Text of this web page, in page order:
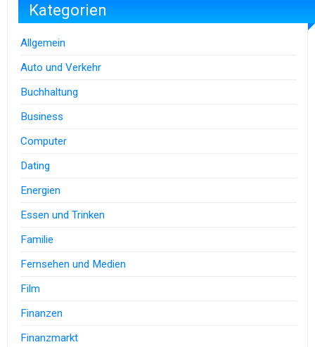
Kategorien
Allgemein
Auto und Verkehr
Buchhaltung
Business
Computer
Dating
Energien
Essen und Trinken
Familie
Fernsehen und Medien
Film
Finanzen
Finanzmarkt